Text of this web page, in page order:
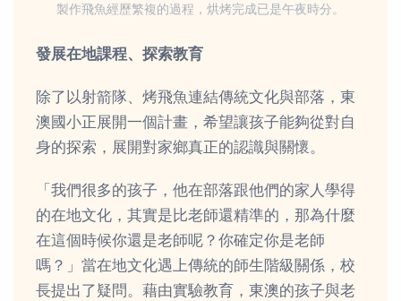
製作飛魚經歷繁複的過程，烘烤完成已是午夜時分。
發展在地課程、探索教育
除了以射箭隊、烤飛魚連結傳統文化與部落，東
澳國小正展開一個計畫，希望讓孩子能夠從對自
身的探索，展開對家鄉真正的認識與關懷。
「我們很多的孩子，他在部落跟他們的家人學得
的在地文化，其實是比老師還精準的，那為什麼
在這個時候你還是老師呢？你確定你是老師
嗎？」當在地文化遇上傳統的師生階級關係，校
長提出了疑問。藉由實驗教育，東澳的孩子與老